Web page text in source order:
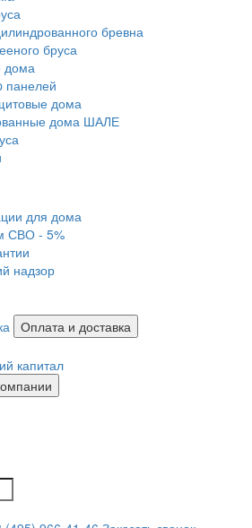
бревна
бруса
дома
панелей
дома
дома ШАЛЕ
для дома
СВО - 5%
надзор
Оплата и доставка
капитал